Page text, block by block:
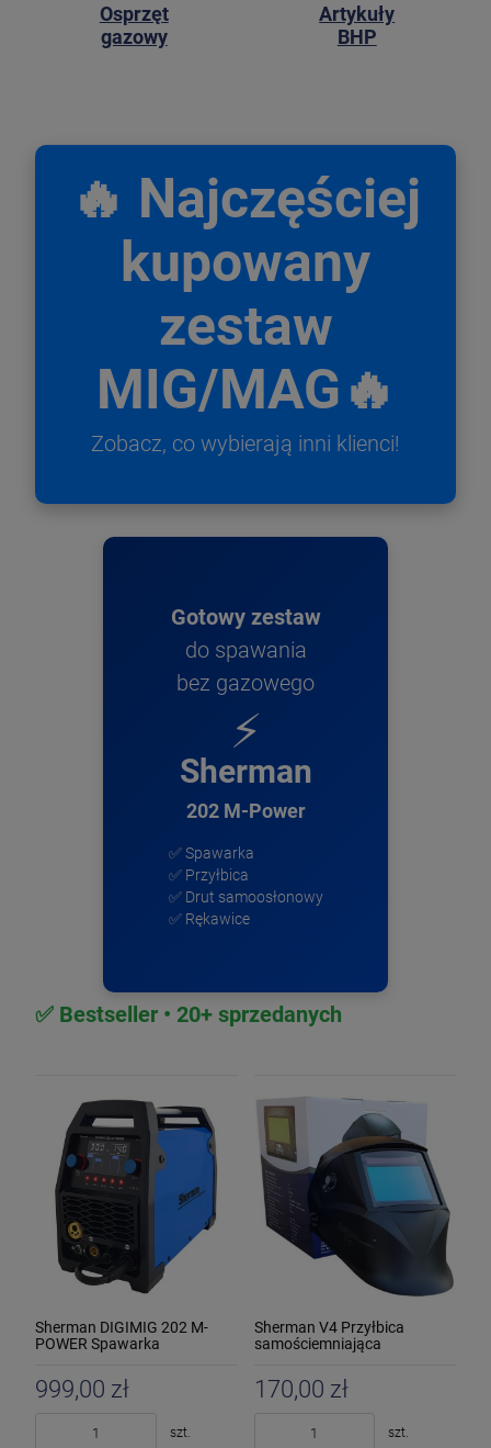
Osprzęt
gazowy
Artykuły
BHP
🔥 Najczęściej
kupowany
zestaw
MIG/MAG🔥
Zobacz, co wybierają inni klienci!
Gotowy zestaw
do spawania
bez gazowego
⚡
Sherman
202 M-Power
✅ Spawarka
✅ Przyłbica
✅ Drut samoosłonowy
✅ Rękawice
✅ Bestseller • 20+ sprzedanych
Sherman DIGIMIG 202 M-
POWER Spawarka
999,00 zł
szt.
Sherman V4 Przyłbica
samościemniająca
170,00 zł
szt.